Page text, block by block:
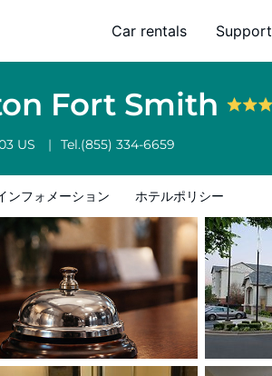
Car rentals Support
Fort Smith
US Tel.(855) 334-6659
ンフォメーション ホテルポリシー